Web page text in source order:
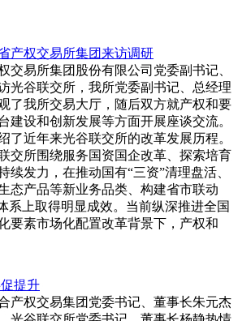
产权交易所集团来访调研
交易所集团股份有限公司党委副书记、
光谷联交所，我所党委副书记、总经理
了我所交易大厅，随后双方就产权和要
建设和创新发展等方面开展座谈交流。
了近年来光谷联交所的改革发展历程。
交所围绕服务国资国企改革、探索培育
续发力，在推动国有“三资”清理盘活、
态产品等新业务品类、构建省市联动
系上取得明显成效。当前纵深推进全国
要素市场化配置改革背景下，产权和
提升
产权交易集团党委书记、董事长朱元杰